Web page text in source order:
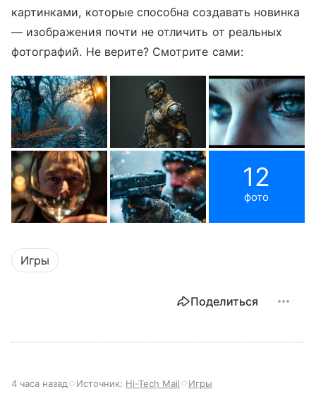
картинками, которые способна создавать новинка
— изображения почти не отличить от реальных
фотографий. Не верите? Смотрите сами:
12
фото
Игры
Поделиться
4 часа назад Источник: Hi-Tech Mail Игры